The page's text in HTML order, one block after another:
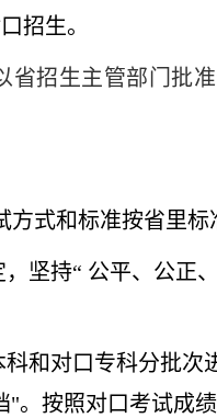
招生。
省招生主管部门批准
式和标准按省里标
坚持“ 公平、公正
和对口专科分批次
"。按照对口考试成